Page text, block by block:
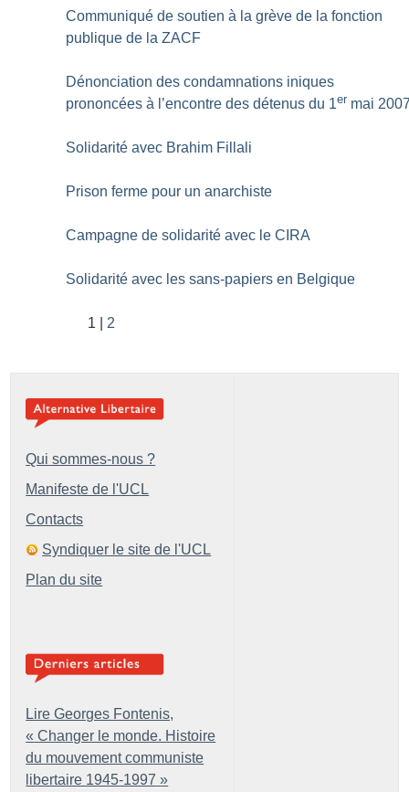
Communiqué de soutien à la grève de la fonction
publique de la ZACF
Dénonciation des condamnations iniques
prononcées à l’encontre des détenus du 1er mai
Solidarité avec Brahim Fillali
Prison ferme pour un anarchiste
Campagne de solidarité avec le CIRA
Solidarité avec les sans-papiers en Belgique
1 2
Qui sommes-nous ?
Manifeste de l'UCL
Contacts
Syndiquer le site de l'UCL
Plan du site
Lire Georges Fontenis,
« Changer le monde. Histoire
du mouvement communiste
libertaire 1945-1997 »